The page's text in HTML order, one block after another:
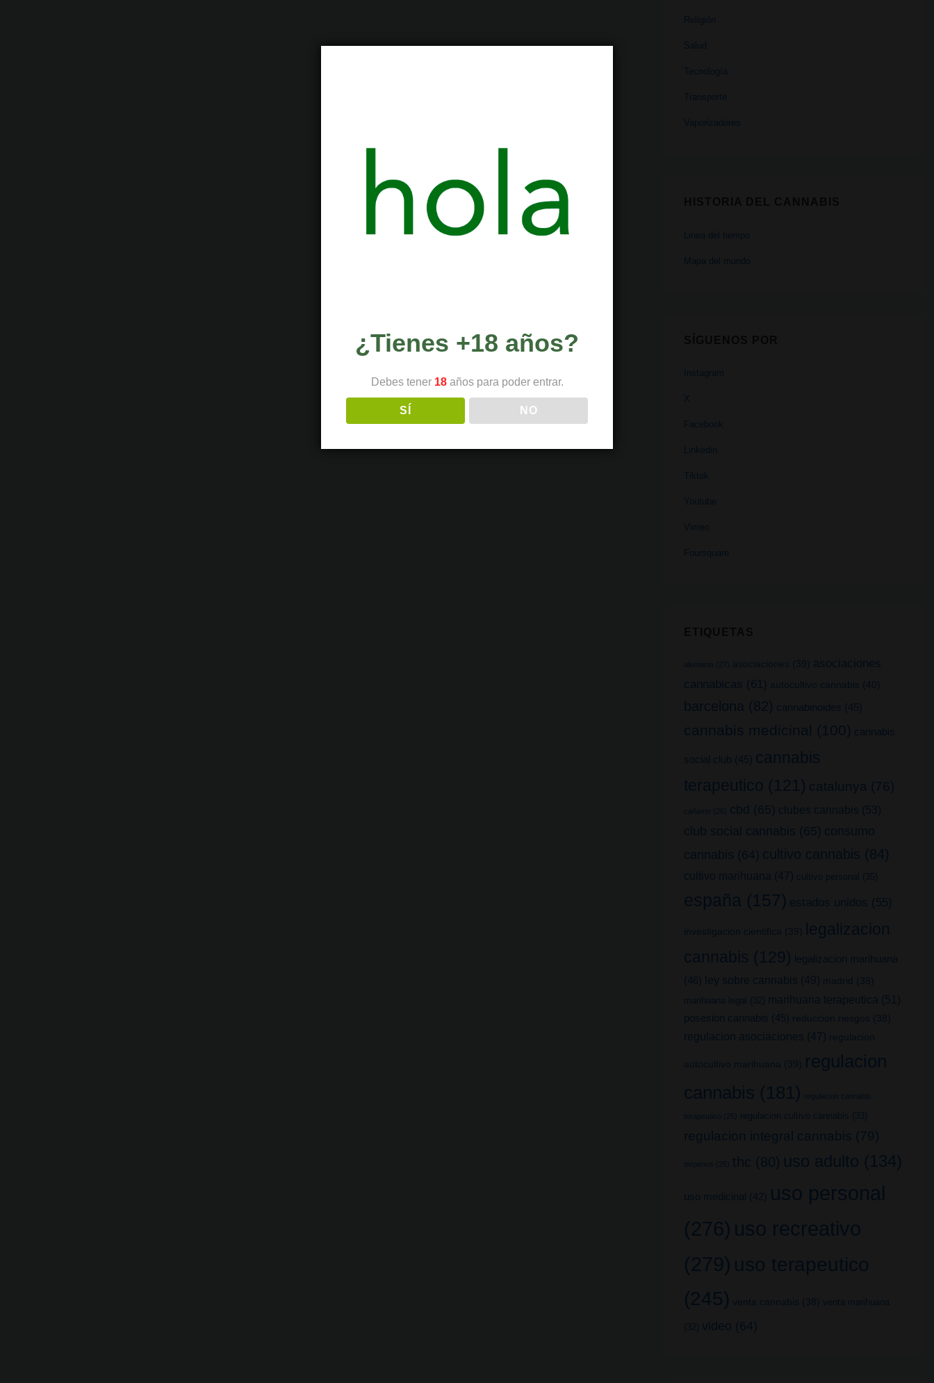
Religión
Salud
Tecnología
Transporte
Vaporizadores
Linea del tiempo
Mapa del mundo
Instagram
X
Facebook
Linkedin
Tiktok
Youtube
Vimeo
Foursquare
alemania (27) asociaciones (39)
asociaciones
cannabicas (61) autocultivo cannabis (40)
barcelona (82) cannabinoides (45)
cannabis medicinal (100) cannabis
social club (45) cannabis
terapeutico (121) catalunya (76)
cañamo (26) cbd (65) clubes cannabis (53)
club social cannabis (65) consumo
cannabis (64) cultivo cannabis (84)
cultivo marihuana (47) cultivo personal (35)
españa (157) estados unidos (55)
investigacion cientifica (39)
legalizacion
cannabis (129) legalizacion marihuana
(46) ley sobre cannabis (49) madrid (38)
marihuana legal (32) marihuana terapeutica (51)
posesion cannabis (45) reduccion riesgos (38)
regulacion asociaciones (47) regulacion
autocultivo marihuana (39)
regulacion
cannabis (181) regulacion cannabis
terapeutico (25) regulacion cultivo cannabis (33)
regulacion integral cannabis (79)
terpenos (25) thc (80) uso adulto (134)
uso medicinal (42) uso personal
(276) uso recreativo
(279) uso terapeutico
(245) venta cannabis (38) venta marihuana
(32) video (64)
¿Tienes +18 años?
Debes tener 18años para poder entrar.
SÍ NO